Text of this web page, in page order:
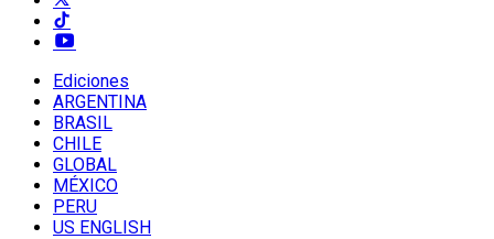
Ediciones
ARGENTINA
BRASIL
CHILE
GLOBAL
MÉXICO
PERU
US ENGLISH